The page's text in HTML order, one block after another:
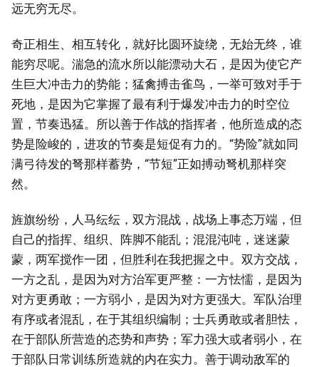
远无穷无尽。
奇正相生、相互转化，就好比圆环旋绕，无始无终，谁
能穷尽呢。湍急的流水所以能漂动大石，是因为使它产
生巨大冲击力的势能；猛禽搏击雀鸟，一举可致对手于
死地，是因为它掌握了最有利于爆发冲击力的时空位
置，节奏迅猛。所以善于作战的指挥者，他所造成的态
势是险峻的，进攻的节奏是短促有力的。“势险”就如同
满弓待发的弩那样蓄势，“节短”正如搏动弩机那样突
然。
旌旗纷纷，人马纭纭，双方混战，战场上事态万端，但
自己的指挥、组织、阵脚不能乱；混混沌吨，迷迷蒙
蒙，两军搅作一团，但胜利在我把握之中。双方交战，
一方之乱，是因为对方治军更严整：一方怯懦，是因为
对方更勇敢；一方弱小，是因为对方更强大。军队治理
有序或者混乱，在于其组织编制；士兵勇敢或者胆怯，
在于部队所营造的态势和声势；军力强大或者弱小，在
于部队日常训练所造就的内在实力。善于调动敌军的